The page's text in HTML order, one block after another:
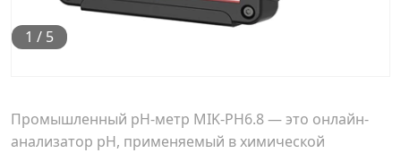
Промышленный pH-метр MIK-PH6.8 — это онлайн-
анализатор pH, применяемый в химической
1 / 5